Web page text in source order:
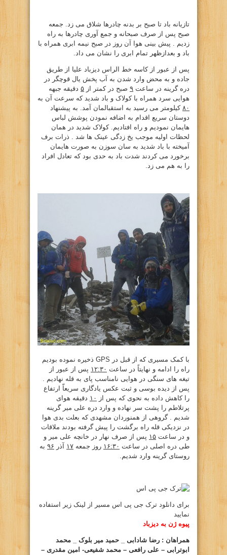
تازیانه باد تا صبح بر بدنه چادرها شلاق می زد. جمعه
صبح پس از صرف صبحانه و جمع آوری چادرها به راه
زدیم . پیش بینی هوا آن روز در صبح نیمه ابری همراه با
باد و بعدازظهر تمام ابری را نشان می داد.
پس از عبور از کاسه خط الراس دیزباد علیا از طریق
جاده و به محض وارد شدن به آب پخش یال قوچگر در
دره گرینه در ساعت ۹ صبح در کمتر از ۵ دقیقه جبهه
هوایی سرد همراه با کولاک و باد شدید که سرعت آن به
۸۰ کیلومتر می رسید به استقبالمان آمد. به پیشنهاد
دوستان سریع اقدام به اضافه نمودن پوشش لباس
هایمان نمودیم و راه افتادیم. کولاک شدید در همان
لحظات اولیه موجب یخ زدگی عینک ها شد . ذرات برف
آمیخته با باد شدید به سان سوزن به صورت هایمان
برخورد می کردند شدت باد به حدی بود که تعادل افراد
را به هم می زد.
با کمک مسیری که از قبل در GPS ذخیره نموده بودیم
راه را ادامه و نهایتاً در ساعت ۱۲:۳۰ پس از عبور از
تیغه های سنگی در هوایی نامناسب پای به قله نهادیم .
پس از دیده بوسی و ثبت عکس یادگاری سریعاّ ارتفاع
را کاهش داده به نحوی که پس از
۱۰ دقیقه هوای
پرتلاطم را پشت سر نهاده و وارد دره علی میر گرینه
شدیم . گروهی از همنوردان مشهدی که بعلت بدی هوا
در نزدیکی قله راه برگشت را پیش گرفته بودند ملاقات
و در ساعت ۱۵ پس از صرف نهار در خانچه علی میر و
طی دره اصلی در ساعت ۱۶:۳۰ روز جمعه ۱۷ آذر ۹۶ به
روستای گرینه وارد شدیم.
برای دانلود ترک جی پی اس مسیر از لینک زیر استفاده
نمایید
پیوه ژن به دیزباد
همراهان : رضا شادابی _ حمید میر بلوک
محمد
ابوترابی – علی رافعی – محمد شفیعی- امین مقدری –